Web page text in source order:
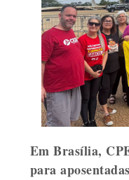
Em Brasília,
para